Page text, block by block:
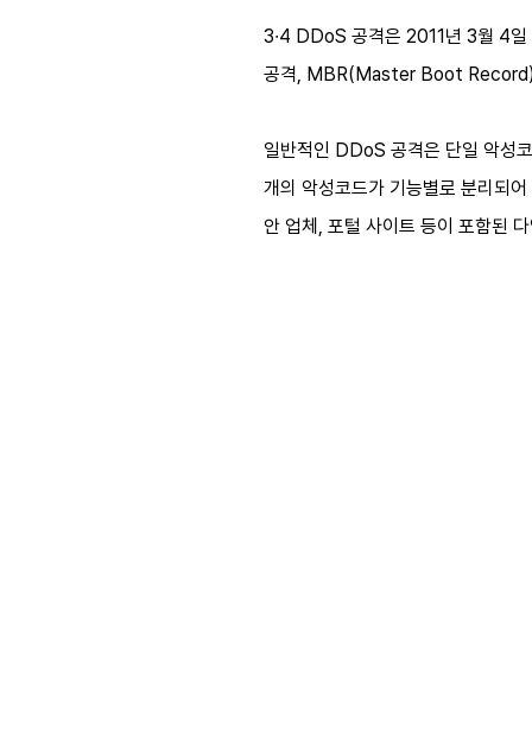
3∙4 DDoS 공격은 2011년 3월 4
공격, MBR(Master Boot Record)
일반적인 DDoS 공격은 단일 악성
개의 악성코드가 기능별로 분리되
안 업체, 포털 사이트 등이 포함된